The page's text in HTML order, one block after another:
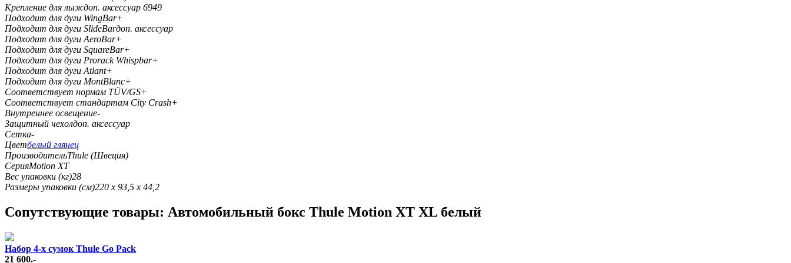
Крепление для лыждоп. аксессуар 6949
Подходит для дуги WingBar+
Подходит для дуги SlideBarдоп. аксессуар
Подходит для дуги AeroBar+
Подходит для дуги SquareBar+
Подходит для дуги Prorack Whispbar+
Подходит для дуги Atlant+
Подходит для дуги MontBlanc+
Соответствует нормам TÜV/GS+
Соответствует стандартам City Crash+
Внутреннее освещение-
Защитный чехолдоп. аксессуар
Сетка-
Цветбелый глянец
ПроизводительThule (Швеция)
СерияMotion XT
Вес упаковки (кг)28
Размеры упаковки (см)220 x 93,5 x 44,2
Cопутствующие товары: Автомобильный бокс Thule Motion XT XL белый
Набор 4-х сумок Thule Go Pack
21 600.-